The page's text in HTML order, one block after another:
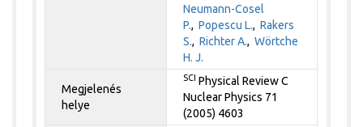
Neumann-Cosel
P.,Popescu L.,Rakers
S.,Richter A.,Wörtche
H. J.
Megjelenés
helye
SCI Physical Review C
Nuclear Physics 71
(2005) 4603